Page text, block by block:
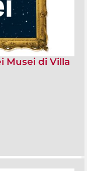
Musei di Villa